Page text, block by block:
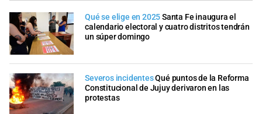
Qué se elige en 2025Santa Fe inaugura el
calendario electoral y cuatro distritos tendrán
un súper domingo
Severos incidentesQué puntos de la Reforma
Constitucional de Jujuy derivaron en las
protestas